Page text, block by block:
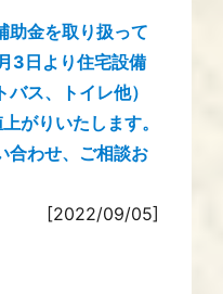
助金を取り扱って
3日より住宅設備
ス、トイレ他）
がりいたします。
合わせ、ご相談お
[2022/09/05]